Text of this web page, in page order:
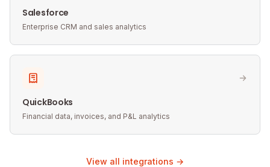
Salesforce
Enterprise CRM and sales analytics
QuickBooks
Financial data, invoices, and P&L analytics
View all integrations →